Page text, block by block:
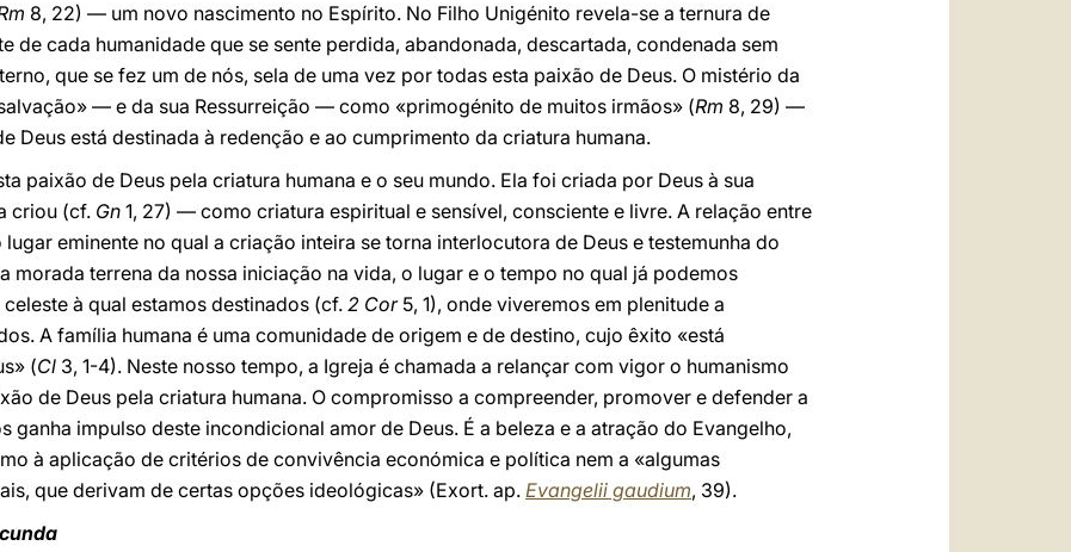
8, 22) — um novo nascimento no Espírito. No Filho Unigénito revela-se a ternura de
de cada humanidade que se sente perdida, abandonada, descartada, condenada sem
que se fez um de nós, sela de uma vez por todas esta paixão de Deus. O mistério da
— e da sua Ressurreição — como «primogénito de muitos irmãos» (Rm 8, 29) —
Deus está destinada à redenção e ao cumprimento da criatura humana.
paixão de Deus pela criatura humana e o seu mundo. Ela foi criada por Deus à sua
criou (cf. Gn 1, 27) — como criatura espiritual e sensível, consciente e livre. A relação entre
eminente no qual a criação inteira se torna interlocutora de Deus e testemunha do
morada terrena da nossa iniciação na vida, o lugar e o tempo no qual já podemos
à qual estamos destinados (cf. 2 Cor5, 1), onde viveremos em plenitude a
A família humana é uma comunidade de origem e de destino, cujo êxito «está
(Cl 3, 1-4). Neste nosso tempo, a Igreja é chamada a relançar com vigor o humanismo
de Deus pela criatura humana. O compromisso a compreender, promover e defender a
ganha impulso deste incondicional amor de Deus. É a beleza e a atração do Evangelho,
à aplicação de critérios de convivência económica e política nem a «algumas
que derivam de certas opções ideológicas» (Exort. ap.Evangelii gaudium, 39).